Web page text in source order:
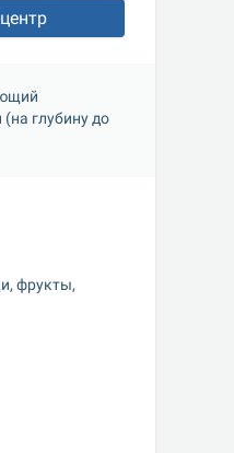
глубину до
фрукты,